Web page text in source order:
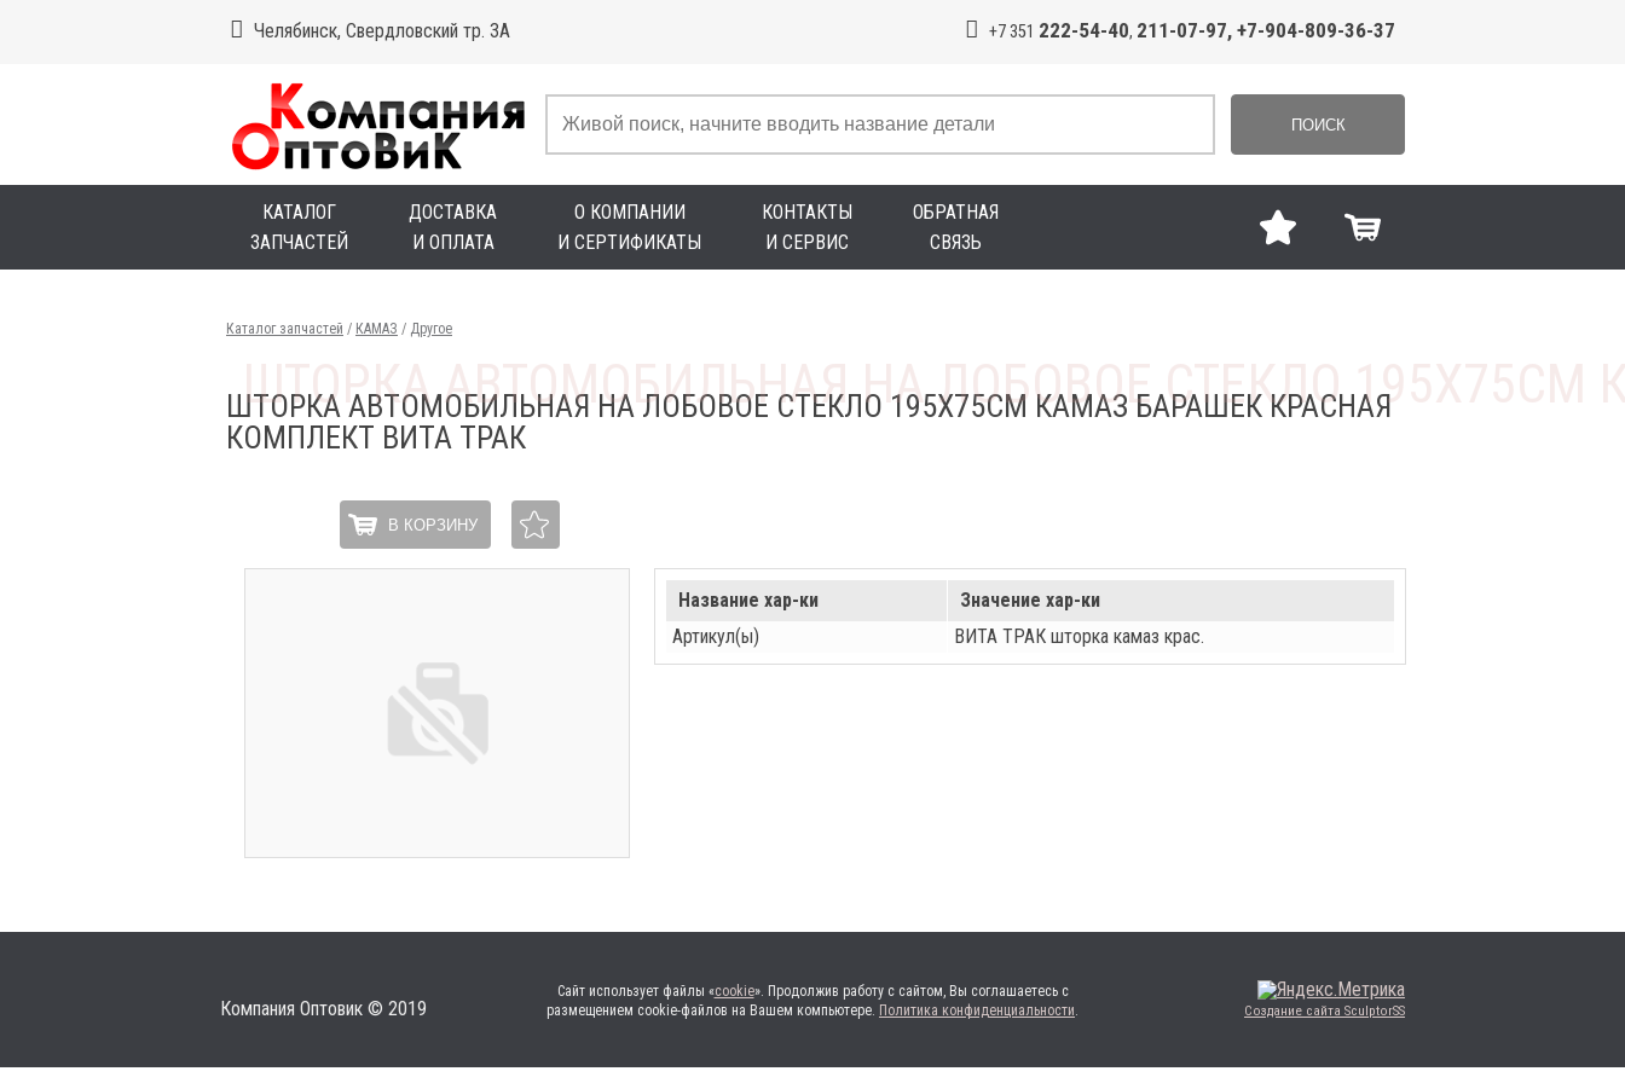
Челябинск, Свердловский тр. 3А +7 351 222-54-40, 211-07-97, +7-904-809-36-37
ПОИСК
КАТАЛОГ
ЗАПЧАСТЕЙ
ДОСТАВКА
И ОПЛАТА
О КОМПАНИИ
И СЕРТИФИКАТЫ
КОНТАКТЫ
И СЕРВИС
ОБРАТНАЯ
СВЯЗЬ
Каталог запчастей / КАМАЗ / Другое
ШТОРКА АВТОМОБИЛЬНАЯ НА ЛОБОВОЕ СТЕКЛО 195Х75СМ КАМАЗ БАРАШЕК КРАСНАЯ
КОМПЛЕКТ ВИТА ТРАК
В КОРЗИНУ
Название хар-ки
Значение хар-ки
Артикул(ы)
ВИТА ТРАК шторка камаз крас.
Компания Оптовик © 2019
Сайт использует файлы «cookie». Продолжив работу с сайтом, Вы соглашаетесь с
размещением cookie-файлов на Вашем компьютере. Политика конфиденциальности. Создание сайта SculptorSS